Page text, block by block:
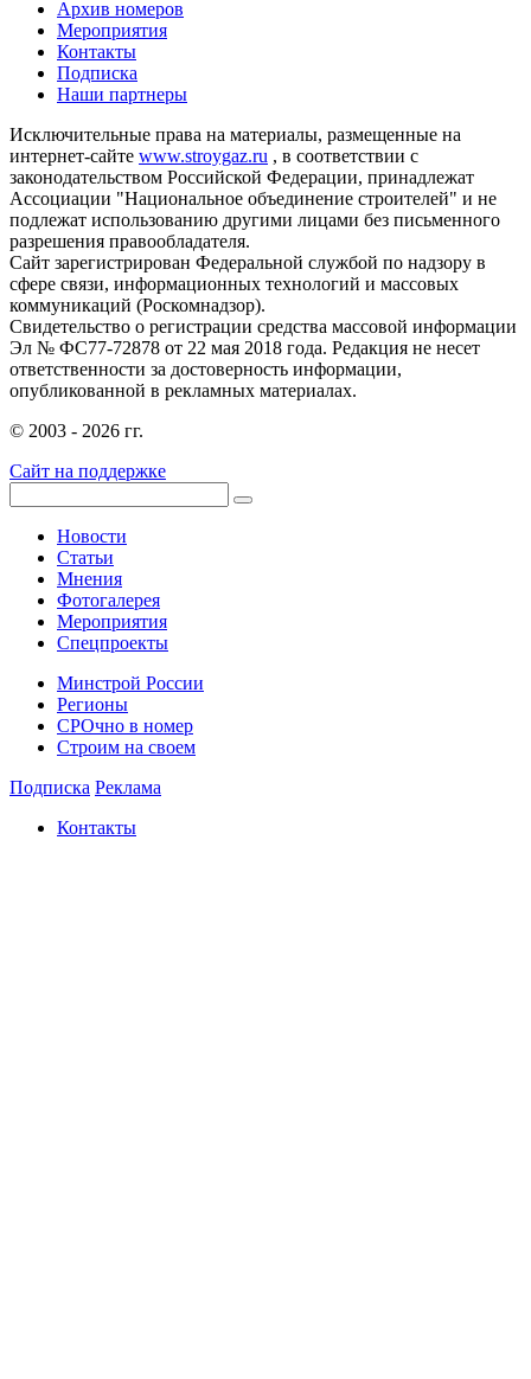
Архив номеров
Мероприятия
Контакты
Подписка
Наши партнеры
Исключительные права на материалы, размещенные на
интернет-сайте www.stroygaz.ru , в соответствии с
законодательством Российской Федерации, принадлежат
Ассоциации "Национальное объединение строителей" и не
подлежат использованию другими лицами без письменного
разрешения правообладателя.
Сайт зарегистрирован Федеральной службой по надзору в
сфере связи, информационных технологий и массовых
коммуникаций (Роскомнадзор).
Свидетельство о регистрации средства массовой информации
Эл № ФС77-72878 от 22 мая 2018 года. Редакция не несет
ответственности за достоверность информации,
опубликованной в рекламных материалах.
© 2003 - 2026 гг.
Сайт на поддержке
Новости
Статьи
Мнения
Фотогалерея
Мероприятия
Спецпроекты
Минстрой России
Регионы
СРОчно в номер
Строим на своем
Подписка Реклама
Контакты